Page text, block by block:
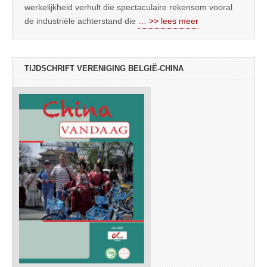
werkelijkheid verhult die spectaculaire rekensom vooral
de industriële achterstand die
… >> lees meer
TIJDSCHRIFT VERENIGING BELGIË-CHINA